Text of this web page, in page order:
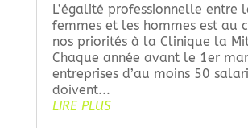
L’égalité professionnelle entre
femmes et les hommes est au
nos priorités à la Clinique la
Chaque année avant le 1er
entreprises d’au moins 50
doivent...
LIRE PLUS